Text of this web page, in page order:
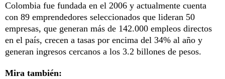
Colombia fue fundada en el 2006 y actualmente cuenta
con 89 emprendedores seleccionados que lideran 50
empresas, que generan más de 142.000 empleos directos
en el país, crecen a tasas por encima del 34% al año y
generan ingresos cercanos a los 3.2 billones de pesos.
Mira también: